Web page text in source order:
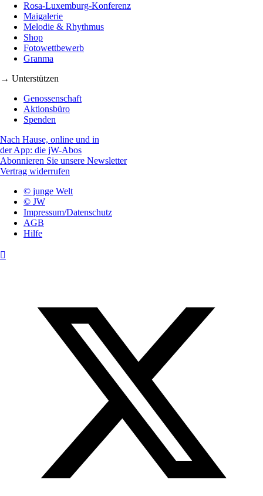
Rosa-Luxemburg-Konferenz
Maigalerie
Melodie & Rhythmus
Shop
Fotowettbewerb
Granma
→ Unterstützen
Genossenschaft
Aktionsbüro
Spenden
Nach Hause, online und in
der App: die jW-Abos
Abonnieren Sie unsere Newsletter
Vertrag widerrufen
© junge Welt
© JW
Impressum/Datenschutz
AGB
Hilfe